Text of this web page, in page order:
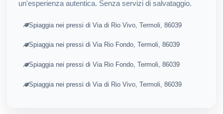
un'esperienza autentica. Senza servizi di salvataggio.
Spiaggia nei pressi di Via di Rio Vivo, Termoli, 86039
Spiaggia nei pressi di Via Rio Fondo, Termoli, 86039
Spiaggia nei pressi di Via Rio Fondo, Termoli, 86039
Spiaggia nei pressi di Via di Rio Vivo, Termoli, 86039